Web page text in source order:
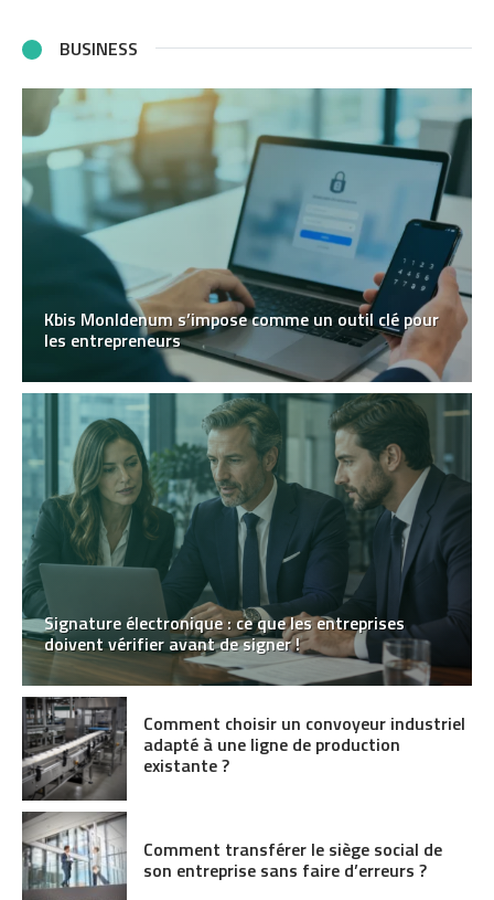
BUSINESS
Kbis MonIdenum s’impose comme un outil clé pour
les entrepreneurs
Signature électronique : ce que les entreprises
doivent vérifier avant de signer !
Comment choisir un convoyeur industriel
adapté à une ligne de production
existante ?
Comment transférer le siège social de
son entreprise sans faire d’erreurs ?